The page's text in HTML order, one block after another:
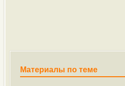
Материалы по теме